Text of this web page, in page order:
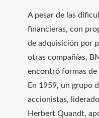
A pesar de las
financieras, con
de adquisición por
otras compañías,
encontró formas de
En 1959, un grupo
accionistas,
Herbert Quandt,